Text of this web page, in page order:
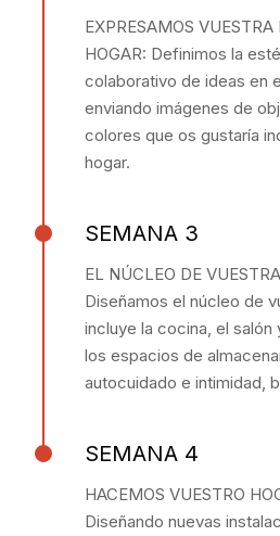
EXPRESAMOS
HOGAR: Definimos la
colaborativo de ideas en
enviando imágenes de
colores que os gustaría
hogar.
SEMANA 3
EL NÚCLEO DE
Diseñamos el núcleo de
incluye la cocina, el
los espacios de
autocuidado e intimidad,
SEMANA 4
HACEMOS VUESTRO
Diseñando nuevas